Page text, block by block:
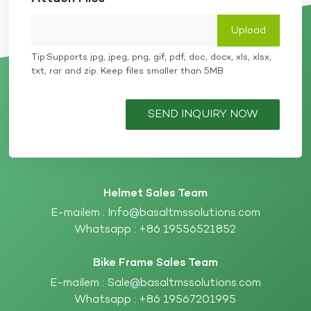
Tip:Supports jpg, jpeg, png, gif, pdf, doc, docx, xls, xlsx,
txt, rar and zip. Keep files smaller than 5MB
SEND INQUIRY NOW
Helmet Sales Team
E-mailem : Info@basaltmssolutions.com
Whatsapp : +86 19556521852
Bike Frame Sales Team
E-mailem : Sale@basaltmssolutions.com
Whatsapp : +86 19567201995